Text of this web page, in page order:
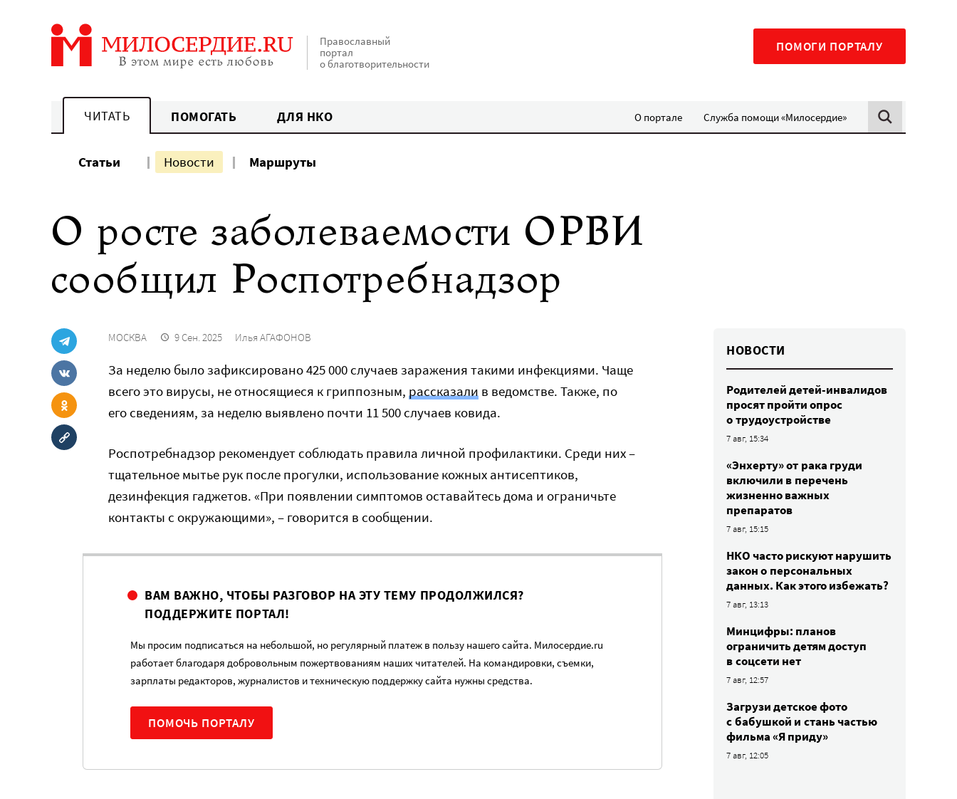
Православный
портал
о благотворительности
ПОМОГИ ПОРТАЛУ
ЧИТАТЬ ПОМОГАТЬ ДЛЯ НКО О портале Служба помощи «Милосердие»
Статьи Новости Маршруты
О росте заболеваемости ОРВИ
сообщил Роспотребнадзор
МОСКВА 9 Сен. 2025 Илья АГАФОНОВ
За неделю было зафиксировано 425 000 случаев заражения такими инфекциями. Чаще
всего это вирусы, не относящиеся к гриппозным, рассказали в ведомстве. Также, по
его сведениям, за неделю выявлено почти 11 500 случаев ковида.
Роспотребнадзор рекомендует соблюдать правила личной профилактики. Среди них –
тщательное мытье рук после прогулки, использование кожных антисептиков,
дезинфекция гаджетов. «При появлении симптомов оставайтесь дома и ограничьте
контакты с окружающими», – говорится в сообщении.
ВАМ ВАЖНО, ЧТОБЫ РАЗГОВОР НА ЭТУ ТЕМУ ПРОДОЛЖИЛСЯ?
ПОДДЕРЖИТЕ ПОРТАЛ!
Мы просим подписаться на небольшой, но регулярный платеж в пользу нашего сайта. Милосердие.ru
работает благодаря добровольным пожертвованиям наших читателей. На командировки, съемки,
зарплаты редакторов, журналистов и техническую поддержку сайта нужны средства.
ПОМОЧЬ ПОРТАЛУ
НОВОСТИ
Родителей детей-инвалидов
просят пройти опрос
о трудоустройстве
7 авг, 15:34
«Энхерту» от рака груди
включили в перечень
жизненно важных
препаратов
7 авг, 15:15
НКО часто рискуют нарушить
закон о персональных
данных. Как этого избежать?
7 авг, 13:13
Минцифры: планов
ограничить детям доступ
в соцсети нет
7 авг, 12:57
Загрузи детское фото
с бабушкой и стань частью
фильма «Я приду»
7 авг, 12:05